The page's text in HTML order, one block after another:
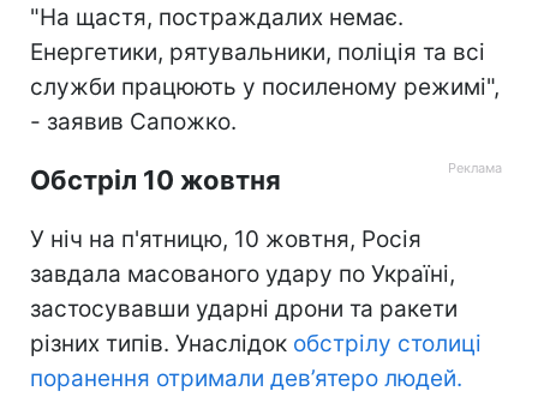
"На щастя, постраждалих немає.
Енергетики, рятувальники, поліція та всі
служби працюють у посиленому режимі",
- заявив Сапожко.
Обстріл 10 жовтня
У ніч на п'ятницю, 10 жовтня, Росія
завдала масованого удару по Україні,
застосувавши ударні дрони та ракети
різних типів. Унаслідок обстрілу столиці
поранення отримали дев’ятеро людей.